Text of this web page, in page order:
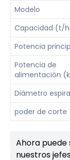
Modelo
Capacidad (t/
Potencia
Potencia de
alimentación
Diámetro
poder de corte
Ahora
nuestros